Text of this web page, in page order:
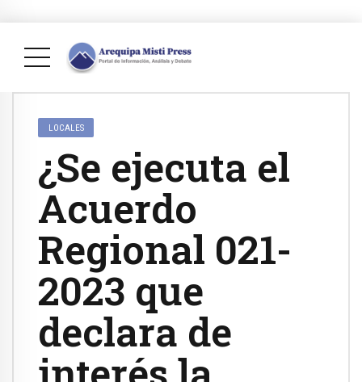
LOCALES
¿Se ejecuta el
Acuerdo
Regional 021-
2023 que
declara de